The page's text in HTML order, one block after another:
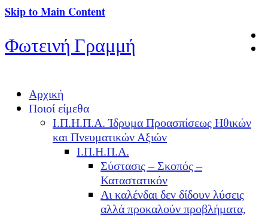
Skip to Main Content
Φωτεινή Γραμμή
Αρχική
Ποιοί είμεθα
Ι.Π.Η.Π.Α. Ίδρυμα Προασπίσεως Ηθικών
και Πνευματικών Αξιών
Ι.Π.Η.Π.Α.
Σύστασις – Σκοπός –
Καταστατικόν
Αι καλένδαι δεν δίδουν λύσεις
αλλά προκαλούν προβλήματα,